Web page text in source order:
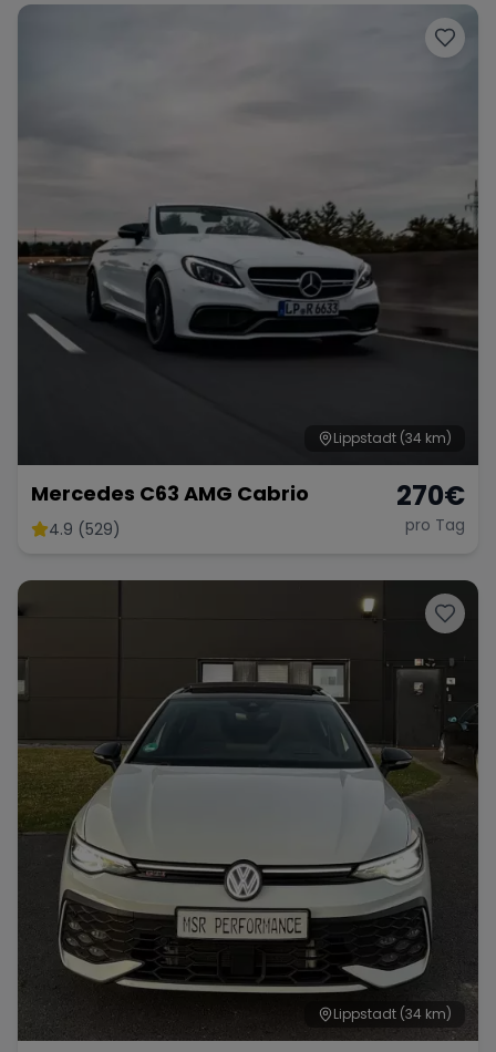
Lippstadt (34 km)
Mercedes C63 AMG Cabrio
4.9 (529)
270€
pro Tag
Lippstadt (34 km)